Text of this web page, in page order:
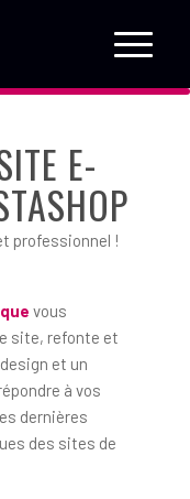
E-
professionnel !
vous
site, refonte et
et un
à vos
dernières
des sites de